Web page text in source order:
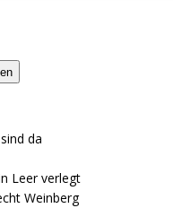
da
Leer verlegt
Weinberg